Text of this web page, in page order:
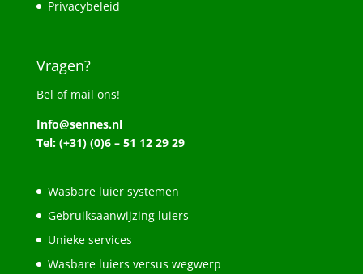
Privacybeleid
Vragen?
Bel of mail ons!
Info@sennes.nl
Tel: (+31) (0)6 – 51 12 29 29
Wasbare luier systemen
Gebruiksaanwijzing luiers
Unieke services
Wasbare luiers versus wegwerp